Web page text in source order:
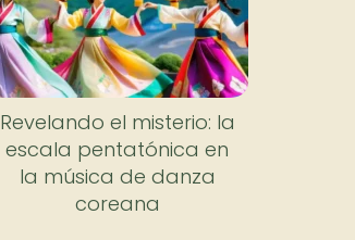
Revelando el misterio: la
escala pentatónica en
la música de danza
coreana